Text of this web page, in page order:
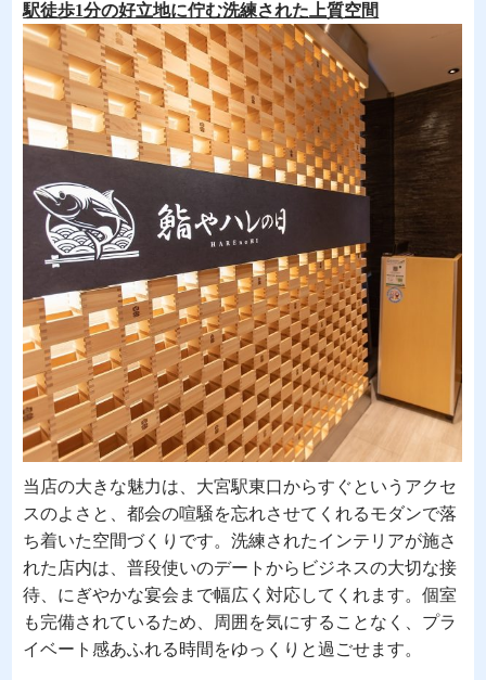
駅徒歩1分の好立地に佇む洗練された上質空間
当店の大きな魅力は、大宮駅東口からすぐというアクセ
スのよさと、都会の喧騒を忘れさせてくれるモダンで落
ち着いた空間づくりです。洗練されたインテリアが施さ
れた店内は、普段使いのデートからビジネスの大切な接
待、にぎやかな宴会まで幅広く対応してくれます。個室
も完備されているため、周囲を気にすることなく、プラ
イベート感あふれる時間をゆっくりと過ごせます。